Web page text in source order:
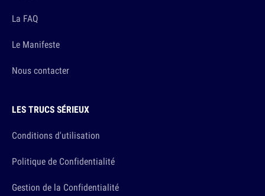
La FAQ
Le Manifeste
Nous contacter
LES TRUCS SÉRIEUX
Conditions d'utilisation
Politique de Confidentialité
Gestion de la Confidentialité